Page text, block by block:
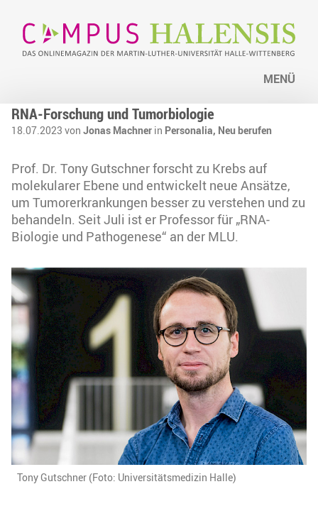
MENÜ
RNA-Forschung und Tumorbiologie
18.07.2023 von Jonas Machner in Personalia, Neu berufen
Prof. Dr. Tony Gutschner forscht zu Krebs auf
molekularer Ebene und entwickelt neue Ansätze,
um Tumorerkrankungen besser zu verstehen und zu
behandeln. Seit Juli ist er Professor für „RNA-
Biologie und Pathogenese“ an der MLU.
Tony Gutschner (Foto: Universitätsmedizin Halle)